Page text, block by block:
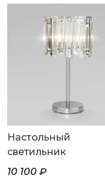
Настольный
светильник
10 100 ₽